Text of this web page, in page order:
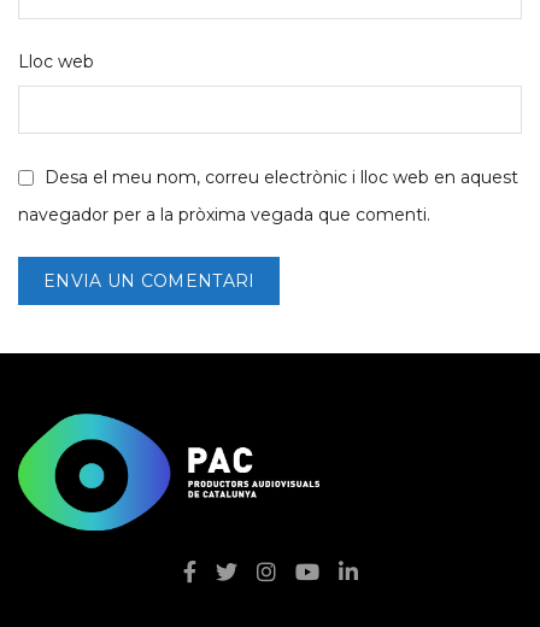
Lloc web
Desa el meu nom, correu electrònic i lloc web en aquest
navegador per a la pròxima vegada que comenti.